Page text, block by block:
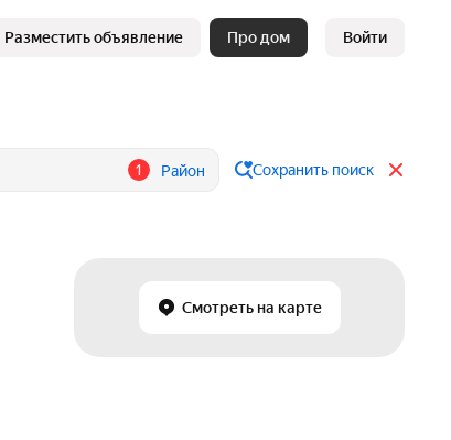
Разместить объявление Про дом Войти
1 Район Сохранить поиск
Смотреть на карте